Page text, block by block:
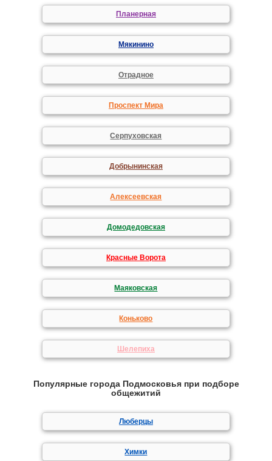
Планерная
Мякинино
Отрадное
Проспект Мира
Серпуховская
Добрынинская
Алексеевская
Домодедовская
Красные Ворота
Маяковская
Коньково
Шелепиха
Популярные города Подмосковья при подборе
общежитий
Люберцы
Химки